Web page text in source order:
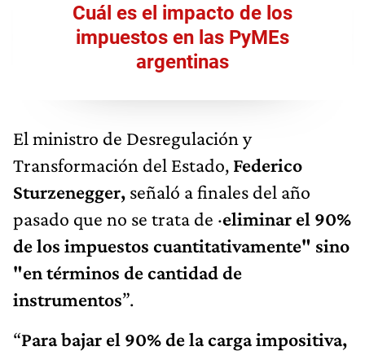
Cuál es el impacto de los
impuestos en las PyMEs
argentinas
El ministro de Desregulación y
Transformación del Estado, Federico
Sturzenegger, señaló a finales del año
pasado que no se trata de ·eliminar el 90%
de los impuestos cuantitativamente" sino
"en términos de cantidad de
instrumentos”.
“Para bajar el 90% de la carga impositiva,